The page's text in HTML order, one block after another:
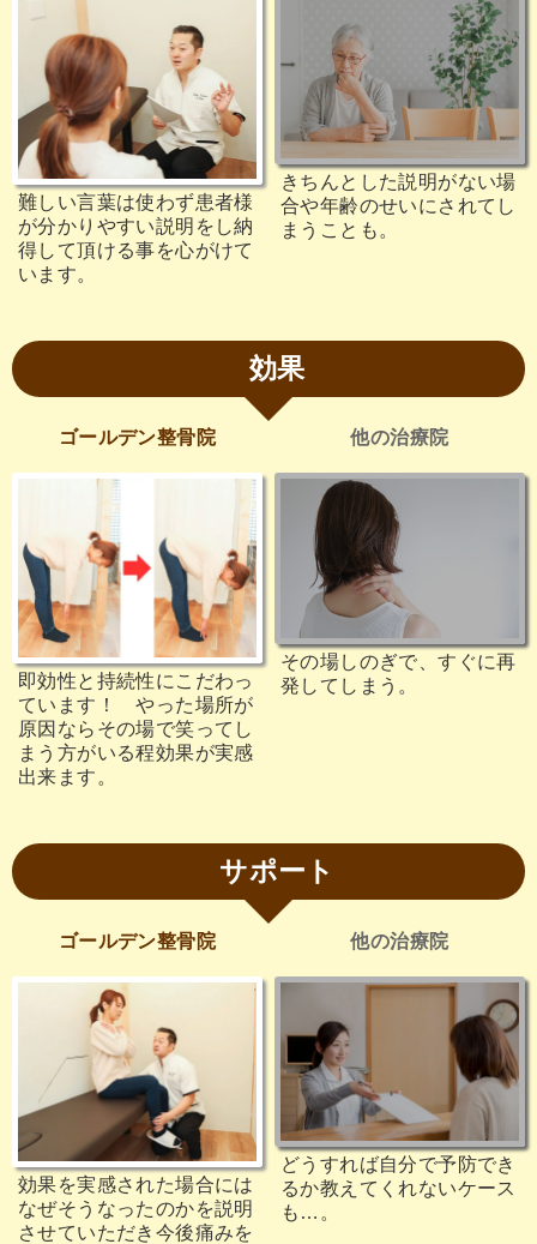
難しい言葉は使わず患者様
が分かりやすい説明をし納
得して頂ける事を心がけて
います。
きちんとした説明がない場
合や年齢のせいにされてし
まうことも。
効果
ゴールデン整骨院
即効性と持続性にこだわっ
ています！ やった場所が
原因ならその場で笑ってし
まう方がいる程効果が実感
出来ます。
他の治療院
その場しのぎで、すぐに再
発してしまう。
サポート
ゴールデン整骨院
効果を実感された場合には
なぜそうなったのかを説明
させていただき今後痛みを
他の治療院
どうすれば自分で予防でき
るか教えてくれないケース
も…。